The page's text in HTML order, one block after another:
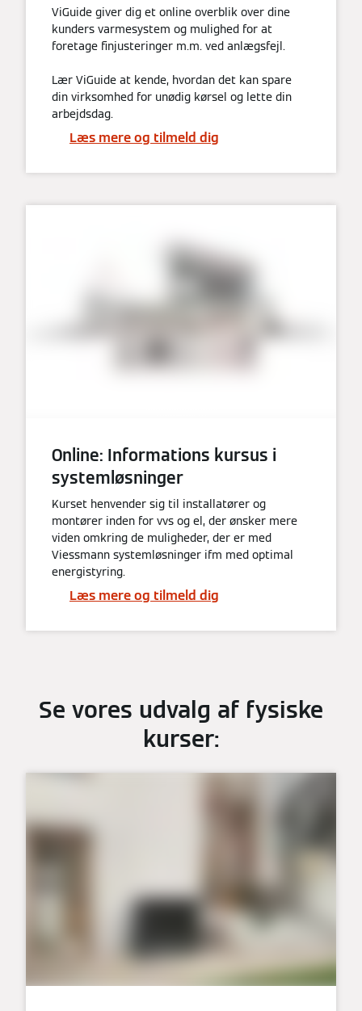
ViGuide giver dig et online overblik over dine
kunders varmesystem og mulighed for at
foretage finjusteringer m.m. ved anlægsfejl.
Lær ViGuide at kende, hvordan det kan spare
din virksomhed for unødig kørsel og lette din
arbejdsdag.
Læs mere og tilmeld dig
Online: Informations kursus i
systemløsninger
Kurset henvender sig til installatører og
montører inden for vvs og el, der ønsker mere
viden omkring de muligheder, der er med
Viessmann systemløsninger ifm med optimal
energistyring.
Læs mere og tilmeld dig
Se vores udvalg af fysiske
kurser: